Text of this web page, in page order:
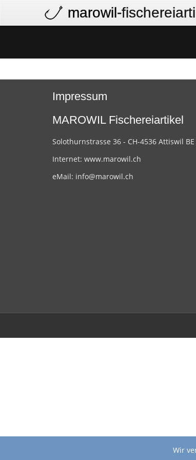
marowil-
Impressum
MAROWIL Fischereiartikel
Solothurnstrasse 36 - CH-4536 Attiswil
Internet: www.marowil.ch
eMail: info@marowil.ch
Wir